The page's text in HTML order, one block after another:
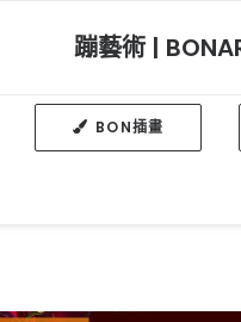
蹦藝術 |
BON插畫